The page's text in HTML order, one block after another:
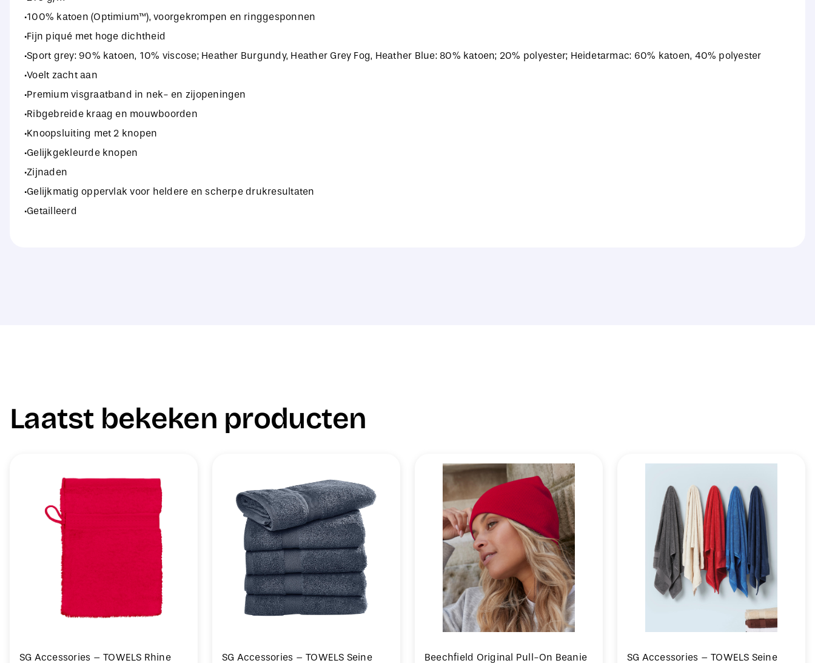
·100% katoen (Optimium™), voorgekrompen en ringgesponnen
·Fijn piqué met hoge dichtheid
·Sport grey: 90% katoen, 10% viscose; Heather Burgundy, Heather Grey Fog, Heather Blue: 80% katoen; 20% polyester; Heidetarmac: 60% katoen, 40% polyester
·Voelt zacht aan
·Premium visgraatband in nek- en zijopeningen
·Ribgebreide kraag en mouwboorden
·Knoopsluiting met 2 knopen
·Gelijkgekleurde knopen
·Zijnaden
·Gelijkmatig oppervlak voor heldere en scherpe drukresultaten
·Getailleerd
Laatst bekeken producten
SG Accessories – TOWELS Rhine
SG Accessories – TOWELS Seine
Beechfield Original Pull-On Beanie
SG Accessories – TOWELS Seine